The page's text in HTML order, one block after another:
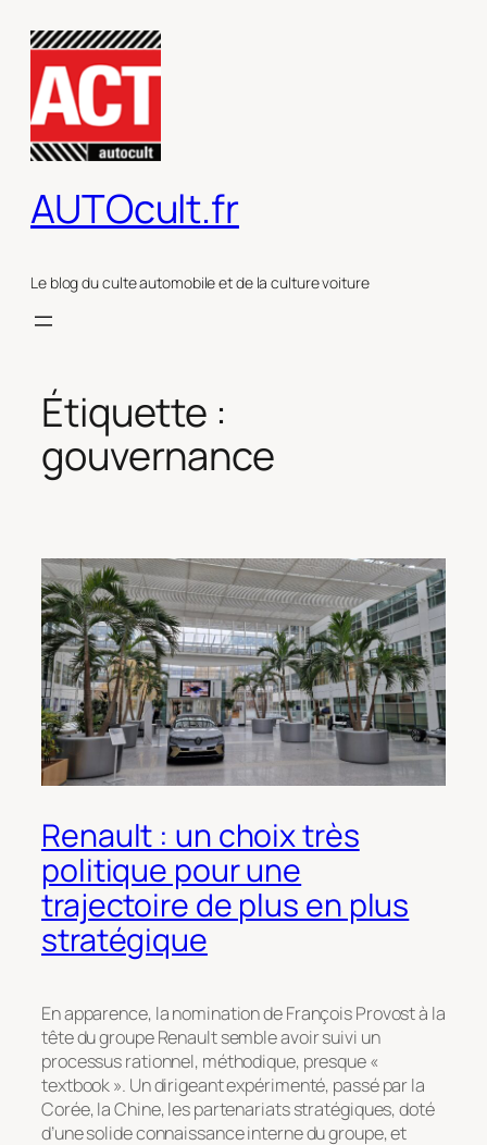
contenu
AUTOcult.fr
Le blog du culte automobile et de la culture voiture
Étiquette :
gouvernance
Renault : un choix très
politique pour une
trajectoire de plus en plus
stratégique
En apparence, la nomination de François Provost à la
tête du groupe Renault semble avoir suivi un
processus rationnel, méthodique, presque «
textbook ». Un dirigeant expérimenté, passé par la
Corée, la Chine, les partenariats stratégiques, doté
d’une solide connaissance interne du groupe, et